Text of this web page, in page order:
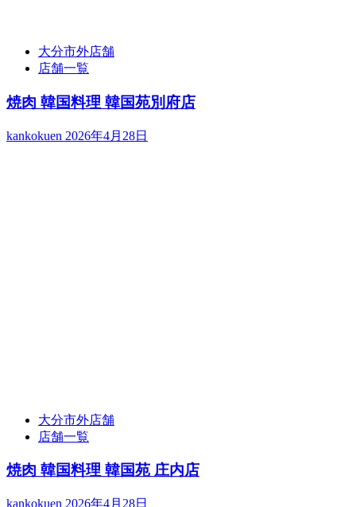
大分市外店舗
店舗一覧
焼肉 韓国料理 韓国苑別府店
kankokuen 2026年4月28日
大分市外店舗
店舗一覧
焼肉 韓国料理 韓国苑 庄内店
kankokuen 2026年4月28日